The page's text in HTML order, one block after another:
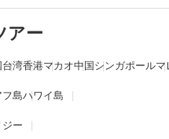
アー
台湾香港マカオ中国 シンガポールマ
フ島ハワイ島
ジー